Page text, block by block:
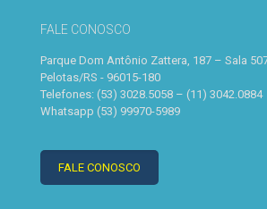
FALE CONOSCO
Parque Dom Antônio Zattera, 187 – Sala
Pelotas/RS - 96015-180
Telefones: (53) 3028.5058 – (11) 3042.0884
Whatsapp (53) 99970-5989
FALE CONOSCO